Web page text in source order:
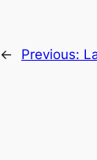
← Previous: